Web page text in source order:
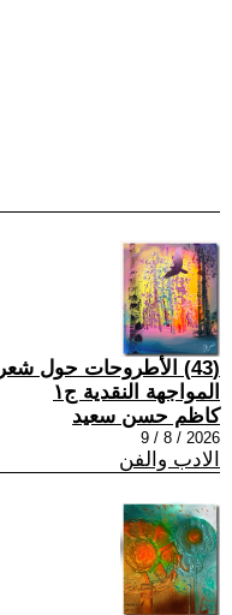
(43) الأطروحات حول
المواجهة النقدية ج١
كاظم حسن سعيد
2026 / 8 / 9
الادب والفن